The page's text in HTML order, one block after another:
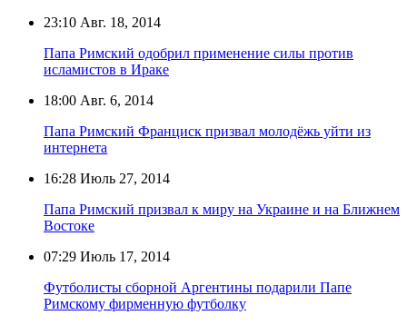
23:10 Авг. 18, 2014
Папа Римский одобрил применение силы против
исламистов в Ираке
18:00 Авг. 6, 2014
Папа Римский Франциск призвал молодёжь уйти из
интернета
16:28 Июль 27, 2014
Папа Римский призвал к миру на Украине и на Ближнем
Востоке
07:29 Июль 17, 2014
Футболисты сборной Аргентины подарили Папе
Римскому фирменную футболку